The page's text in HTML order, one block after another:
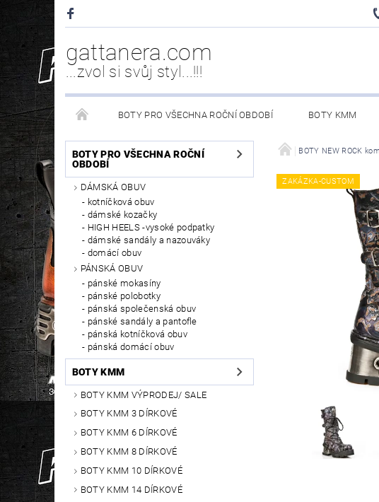
gattanera.com
...zvol si svůj styl...!!!
BOTY PRO VŠECHNA ROČNÍ OBDOBÍ BOTY KMM
NEW ROCK DOPLŇKY/NÁHRADNÍ DÍLY WESTERNOVÁ OBUV
PÉČE O OBUV
BOTY PRO VŠECHNA ROČNÍ
OBDOBÍ
DÁMSKÁ OBUV
kotníčková obuv
dámské kozačky
HIGH HEELS -vysoké podpatky
dámské sandály a nazouváky
domácí obuv
PÁNSKÁ OBUV
pánské mokasíny
pánské polobotky
pánská společenská obuv
pánské sandály a pantofle
pánská kotníčková obuv
pánská domácí obuv
BOTY KMM
BOTY KMM VÝPRODEJ/ SALE
BOTY KMM 3 DÍRKOVÉ
BOTY KMM 6 DÍRKOVÉ
BOTY KMM 8 DÍRKOVÉ
BOTY KMM 10 DÍRKOVÉ
BOTY KMM 14 DÍRKOVÉ
BOTY NEW ROCK
ZAKÁZKA-CUSTOM